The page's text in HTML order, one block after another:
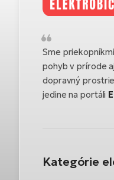
Sme
pohyb v prírode
dopravný
jedine na portáli
Kategórie